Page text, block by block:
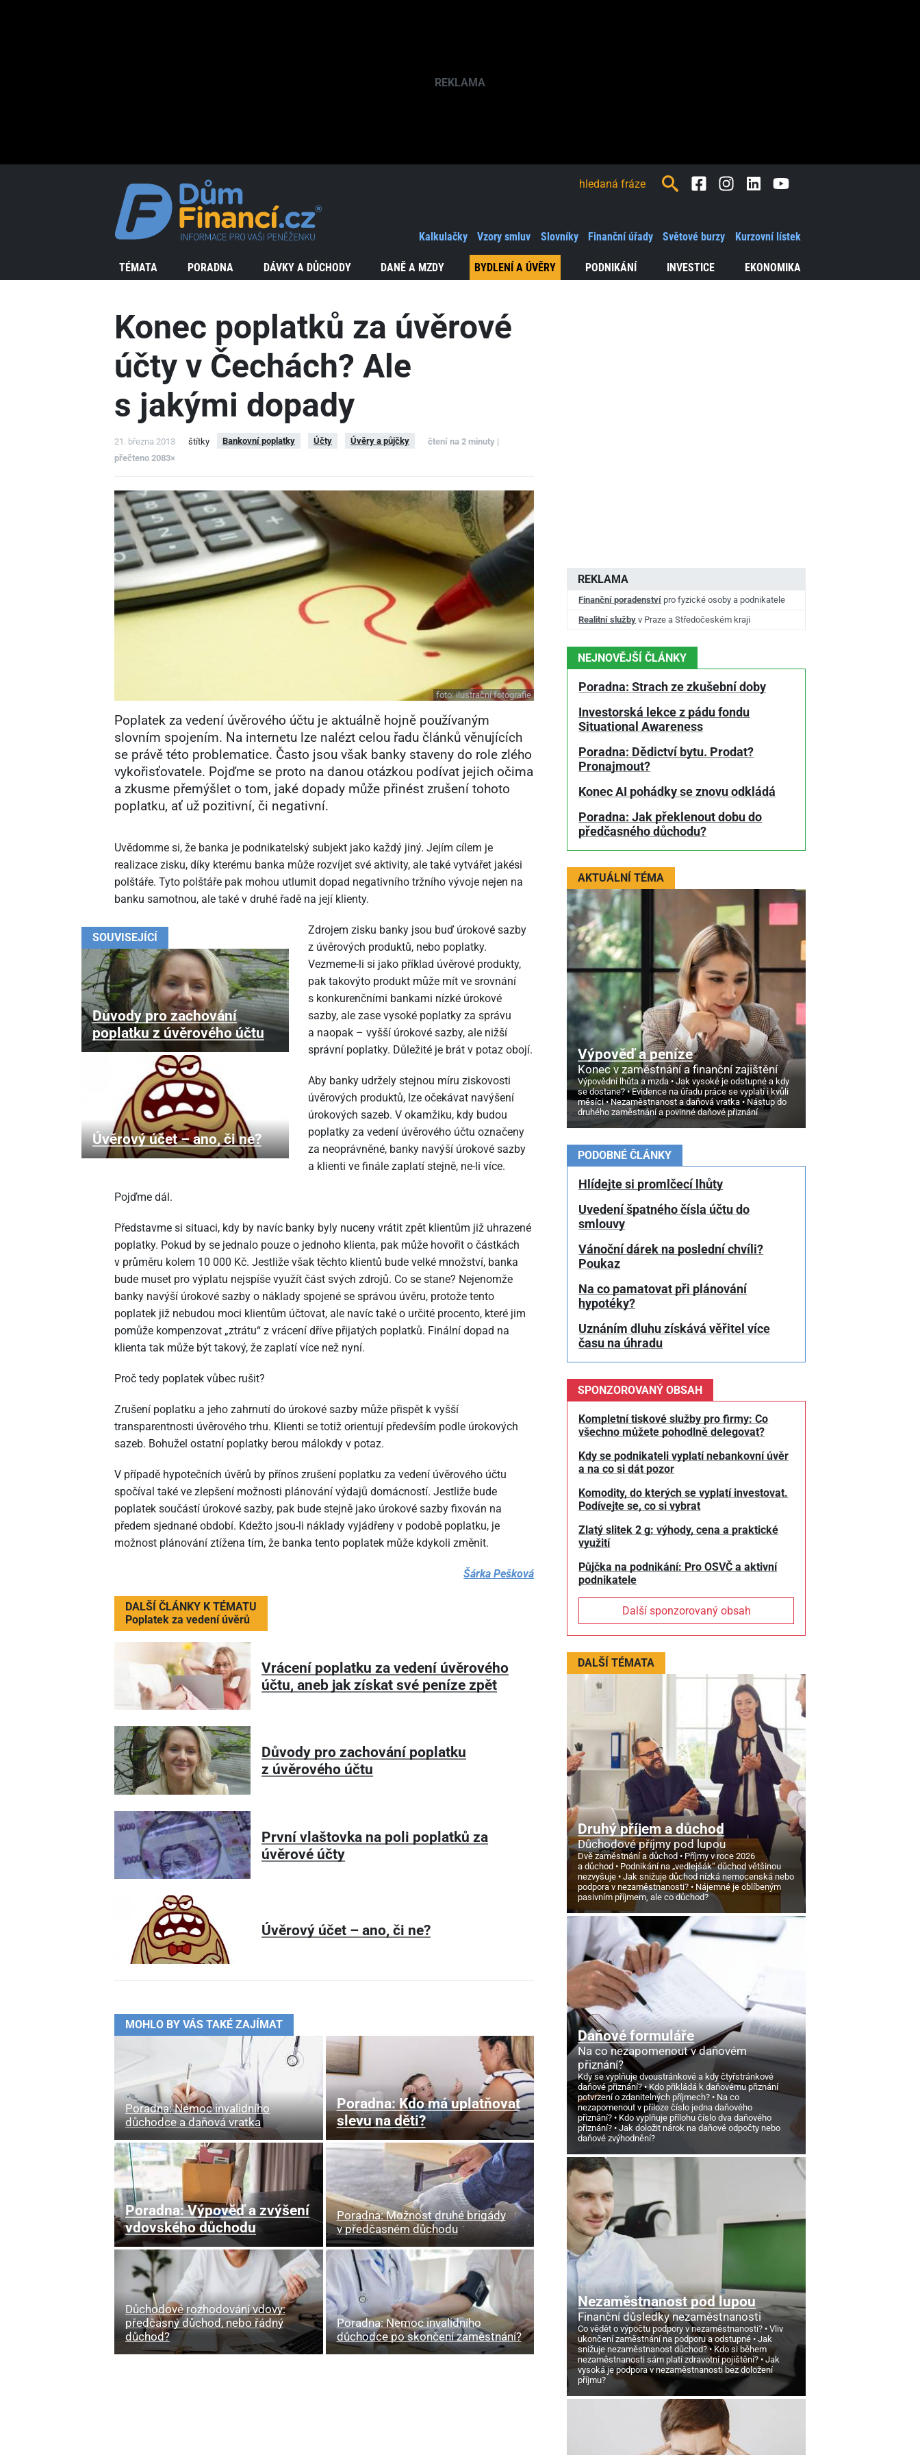
TÉMATA PORADNA DÁVKY A DŮCHODY DANĚ A MZDY BYDLENÍ A ÚVĚRY PODNIKÁNÍ INVESTICE EKONOMIKA
Kalkulačky Vzory smluv Slovníky Finanční úřady Světové burzy Kurzovní lístek
FacebookInstagramLinkedInYoutube
Konec poplatků za úvěrové
účty v Čechách? Ale
s jakými dopady
21. března 2013 štítky Bankovní poplatky Účty Úvěry a půjčky
čtení na 2 minuty |
přečteno 2083×
foto:ilustrační fotografie
Poplatek za vedení úvěrového účtu je aktuálně hojně používaným
slovním spojením. Na internetu lze nalézt celou řadu článků věnujících
se právě této problematice. Často jsou však banky staveny do role zlého
vykořisťovatele. Pojďme se proto na danou otázkou podívat jejich očima
a zkusme přemýšlet o tom, jaké dopady může přinést zrušení tohoto
poplatku, ať už pozitivní, či negativní.
Uvědomme si, že banka je podnikatelský subjekt jako každý jiný. Jejím cílem je
realizace zisku, díky kterému banka může rozvíjet své aktivity, ale také vytvářet jakési
polštáře. Tyto polštáře pak mohou utlumit dopad negativního tržního vývoje nejen na
banku samotnou, ale také v druhé řadě na její klienty.
SOUVISEJÍCÍ
Důvody pro zachování
poplatku z úvěrového účtu
Úvěrový účet – ano, či ne?
Zdrojem zisku banky jsou buď úrokové sazby
z úvěrových produktů, nebo poplatky.
Vezmeme-li si jako příklad úvěrové produkty,
pak takovýto produkt může mít ve srovnání
s konkurenčními bankami nízké úrokové
sazby, ale zase vysoké poplatky za správu
a naopak – vyšší úrokové sazby, ale nižší
správní poplatky. Důležité je brát v potaz obojí.
Aby banky udržely stejnou míru ziskovosti
úvěrových produktů, lze očekávat navýšení
úrokových sazeb. V okamžiku, kdy budou
poplatky za vedení úvěrového účtu označeny
za neoprávněné, banky navýší úrokové sazby
a klienti ve finále zaplatí stejně, ne-li více.
Pojďme dál.
Představme si situaci, kdy by navíc banky byly nuceny vrátit zpět klientům již uhrazené
poplatky. Pokud by se jednalo pouze o jednoho klienta, pak může hovořit o částkách
v průměru kolem 10 000 Kč. Jestliže však těchto klientů bude velké množství, banka
bude muset pro výplatu nejspíše využít část svých zdrojů. Co se stane? Nejenomže
banky navýší úrokové sazby o náklady spojené se správou úvěru, protože tento
poplatek již nebudou moci klientům účtovat, ale navíc také o určité procento, které jim
pomůže kompenzovat „ztrátu“ z vrácení dříve přijatých poplatků. Finální dopad na
klienta tak může být takový, že zaplatí více než nyní.
Proč tedy poplatek vůbec rušit?
Zrušení poplatku a jeho zahrnutí do úrokové sazby může přispět k vyšší
transparentnosti úvěrového trhu. Klienti se totiž orientují především podle úrokových
sazeb. Bohužel ostatní poplatky berou málokdy v potaz.
V případě hypotečních úvěrů by přínos zrušení poplatku za vedení úvěrového účtu
spočíval také ve zlepšení možnosti plánování výdajů domácností. Jestliže bude
poplatek součástí úrokové sazby, pak bude stejně jako úrokové sazby fixován na
předem sjednané období. Kdežto jsou-li náklady vyjádřeny v podobě poplatku, je
možnost plánování ztížena tím, že banka tento poplatek může kdykoli změnit.
Šárka Pešková
DALŠÍ ČLÁNKY K TÉMATU
Poplatek za vedení úvěrů
Vrácení poplatku za vedení úvěrového
účtu, aneb jak získat své peníze zpět
Důvody pro zachování poplatku
z úvěrového účtu
První vlaštovka na poli poplatků za
úvěrové účty
Úvěrový účet – ano, či ne?
MOHLO BY VÁS TAKÉ ZAJÍMAT
Poradna: Nemoc invalidního
důchodce a daňová vratka
Poradna: Kdo má uplatňovat
slevu na děti?
Poradna: Výpověď a zvýšení
vdovského důchodu
Poradna: Možnost druhé brigády
v předčasném důchodu
Důchodové rozhodování vdovy:
předčasný důchod, nebo řádný
důchod?
Poradna: Nemoc invalidního
důchodce po skončení zaměstnání?
REKLAMA
Finanční poradenství pro fyzické osoby a podnikatele
Realitní služby v Praze a Středočeském kraji
NEJNOVĚJŠÍ ČLÁNKY
Poradna: Strach ze zkušební doby
Investorská lekce z pádu fondu
Situational Awareness
Poradna: Dědictví bytu. Prodat?
Pronajmout?
Konec AI pohádky se znovu odkládá
Poradna: Jak překlenout dobu do
předčasného důchodu?
AKTUÁLNÍ TÉMA
Výpověď a peníze
Konec v zaměstnání a finanční zajištění
Výpovědní lhůta a mzda
Jak vysoké je odstupné a kdy
se dostane?
Evidence na úřadu práce se vyplatí i kvůli
měsíci
Nezaměstnanost a daňová vratka
Nástup do
druhého zaměstnání a povinné daňové přiznání
PODOBNÉ ČLÁNKY
Hlídejte si promlčecí lhůty
Uvedení špatného čísla účtu do
smlouvy
Vánoční dárek na poslední chvíli?
Poukaz
Na co pamatovat při plánování
hypotéky?
Uznáním dluhu získává věřitel více
času na úhradu
SPONZOROVANÝ OBSAH
Kompletní tiskové služby pro firmy: Co
všechno můžete pohodlně delegovat?
Kdy se podnikateli vyplatí nebankovní úvěr
a na co si dát pozor
Komodity, do kterých se vyplatí investovat.
Podívejte se, co si vybrat
Zlatý slitek 2 g: výhody, cena a praktické
využití
Půjčka na podnikání: Pro OSVČ a aktivní
podnikatele
Další sponzorovaný obsah
DALŠÍ TÉMATA
Druhý příjem a důchod
Důchodové příjmy pod lupou
Dvě zaměstnání a důchod
Příjmy v roce 2026
a důchod
Podnikání na „vedlejšák“ důchod většinou
nezvyšuje
Jak snižuje důchod nízká nemocenská nebo
podpora v nezaměstnanosti?
Nájemné je oblíbeným
pasivním příjmem, ale co důchod?
Daňové formuláře
Na co nezapomenout v daňovém
přiznání?
Kdy se vyplňuje dvoustránkové a kdy čtyřstránkové
daňové přiznání?
Kdo přikládá k daňovému přiznání
potvrzení o zdanitelných příjmech?
Na co
nezapomenout v příloze číslo jedna daňového
přiznání?
Kdo vyplňuje přílohu číslo dva daňového
přiznání?
Jak doložit nárok na daňové odpočty nebo
daňové zvýhodnění?
Nezaměstnanost pod lupou
Finanční důsledky nezaměstnanosti
Co vědět o výpočtu podpory v nezaměstnanosti?
Vliv
ukončení zaměstnání na podporu a odstupné
Jak
snižuje nezaměstnanost důchod?
Kdo si během
nezaměstnanosti sám platí zdravotní pojištění?
Jak
vysoká je podpora v nezaměstnanosti bez doložení
příjmu?